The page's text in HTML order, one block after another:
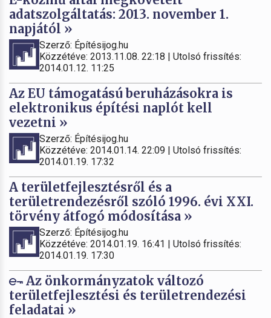
adatszolgáltatás: 2013. november 1.
napjától »
Szerző: Építésijog.hu
Közzétéve: 2013.11.08. 22:18 | Utolsó frissítés:
2014.01.12. 11:25
Az EU támogatású beruházásokra is
elektronikus építési naplót kell
vezetni »
Szerző: Építésijog.hu
Közzétéve: 2014.01.14. 22:09 | Utolsó frissítés:
2014.01.19. 17:32
A területfejlesztésről és a
területrendezésről szóló 1996. évi XXI.
törvény átfogó módosítása »
Szerző: Építésijog.hu
Közzétéve: 2014.01.19. 16:41 | Utolsó frissítés:
2014.01.19. 17:30
Az önkormányzatok változó
területfejlesztési és területrendezési
feladatai »